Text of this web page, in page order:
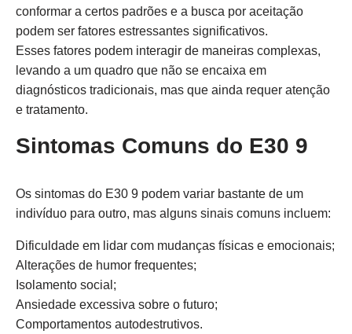
conformar a certos padrões e a busca por aceitação
podem ser fatores estressantes significativos.
Esses fatores podem interagir de maneiras complexas,
levando a um quadro que não se encaixa em
diagnósticos tradicionais, mas que ainda requer atenção
e tratamento.
Sintomas Comuns do E30 9
Os sintomas do E30 9 podem variar bastante de um
indivíduo para outro, mas alguns sinais comuns incluem:
Dificuldade em lidar com mudanças físicas e emocionais;
Alterações de humor frequentes;
Isolamento social;
Ansiedade excessiva sobre o futuro;
Comportamentos autodestrutivos.